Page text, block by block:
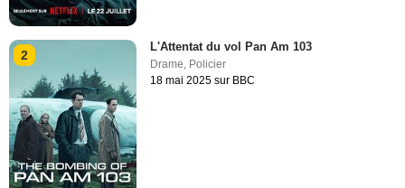
2
L'Attentat du vol Pan Am 103
Drame, Policier
18 mai 2025 sur BBC